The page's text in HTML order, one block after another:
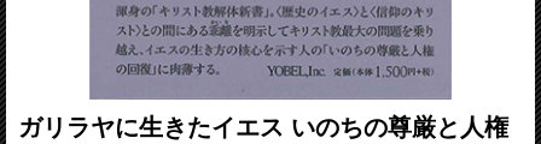
ガリラヤに生きたイエス いのちの尊厳と人権